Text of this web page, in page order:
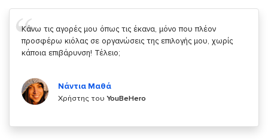
Σας ευχαριστώ που μας δίνετε την δυνατότητα να κάνουμε
κάτι!
Χρήστης τουYouBeHero